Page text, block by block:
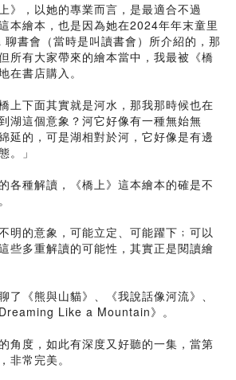
》，以她的專業而言，是最適合不過
本繪本，也是因為她在2024年年末童里
書會（當時是叫讀書會）所介紹的，那
所有大家帶來的繪本當中，我最被《橋
在書店購入。
上下面其實就是河水，那我那時候也在
湖這個意象？河它好像有一種無始無
延的，可是湖相對於河，它好像是有邊
。」
各種解讀，《橋上》這本繪本的確是不
明的意象，可能立定、可能躍下﹔可以
些多重解讀的可能性，其實正是閱讀繪
了《熊與山貓》、《我說話像河流》、
Like a Mountain》。
角度，如此有深度又好聽的一集，當第
非常完美。